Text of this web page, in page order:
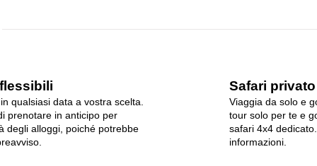
qualsiasi data a vostra scelta.
prenotare in anticipo per
degli alloggi, poiché potrebbe
Safari
Viaggia da solo e
tour solo per te e
safari 4x4
informazioni.